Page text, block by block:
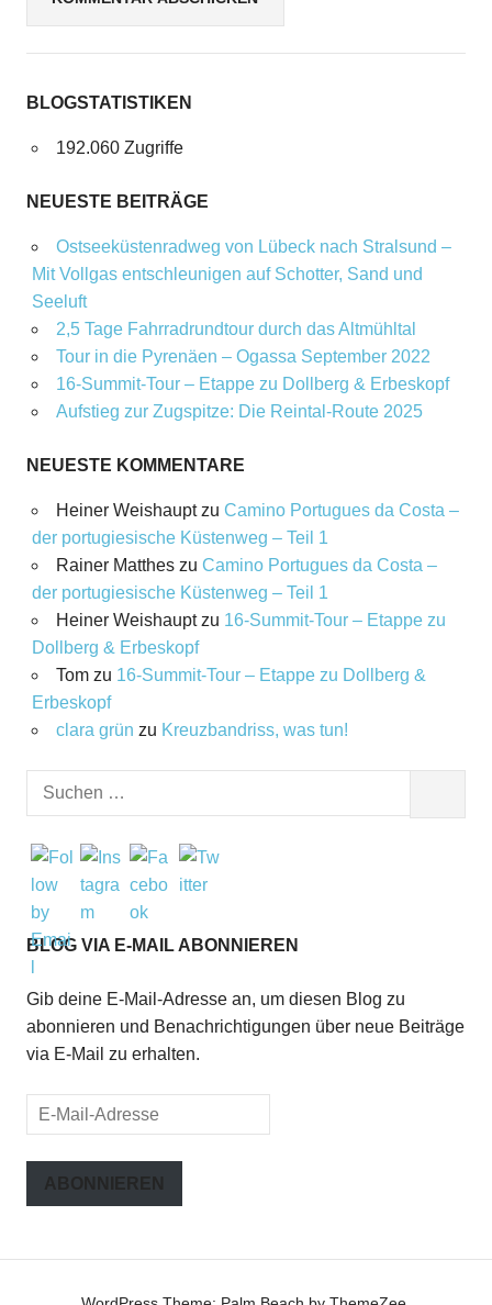
BLOGSTATISTIKEN
192.060 Zugriffe
NEUESTE BEITRÄGE
Ostseeküstenradweg von Lübeck nach Stralsund –
Mit Vollgas entschleunigen auf Schotter, Sand und
Seeluft
2,5 Tage Fahrradrundtour durch das Altmühltal
Tour in die Pyrenäen – Ogassa September 2022
16‑Summit‑Tour – Etappe zu Dollberg & Erbeskopf
Aufstieg zur Zugspitze: Die Reintal-Route 2025
NEUESTE KOMMENTARE
Heiner Weishauptzu Camino Portugues da Costa –
der portugiesische Küstenweg – Teil 1
Rainer Mattheszu Camino Portugues da Costa –
der portugiesische Küstenweg – Teil 1
Heiner Weishauptzu 16‑Summit‑Tour – Etappe zu
Dollberg & Erbeskopf
Tomzu 16‑Summit‑Tour – Etappe zu Dollberg &
Erbeskopf
clara grün zu Kreuzbandriss, was tun!
Suchen
BLOG VIA E-MAIL ABONNIEREN
Gib deine E-Mail-Adresse an, um diesen Blog zu
abonnieren und Benachrichtigungen über neue Beiträge
via E-Mail zu erhalten.
E-
Mail-
Adresse
ABONNIEREN